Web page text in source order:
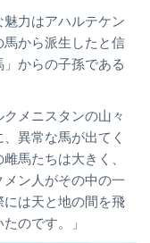
力はアハルテケン
から派生したと信
からの子孫である
メニスタンの山々
異常な馬が出てく
馬たちは大きく、
ン人がその中の一
は天と地の間を飛
のです。」